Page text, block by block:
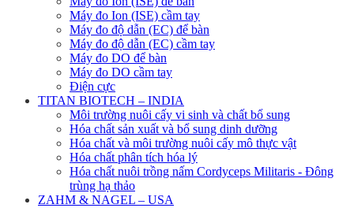
Máy đo Ion (ISE) cầm tay
Máy đo độ dẫn (EC) để bàn
Máy đo độ dẫn (EC) cầm tay
Máy đo DO để bàn
Máy đo DO cầm tay
Điện cực
TITAN BIOTECH – INDIA
Môi trường nuôi cấy vi sinh và chất bổ sung
Hóa chất sản xuất và bổ sung dinh dưỡng
Hóa chất và môi trường nuôi cấy mô thực vật
Hóa chất phân tích hóa lý
Hóa chất nuôi trồng nấm Cordyceps Militaris - Đông
trùng hạ thảo
ZAHM & NAGEL – USA